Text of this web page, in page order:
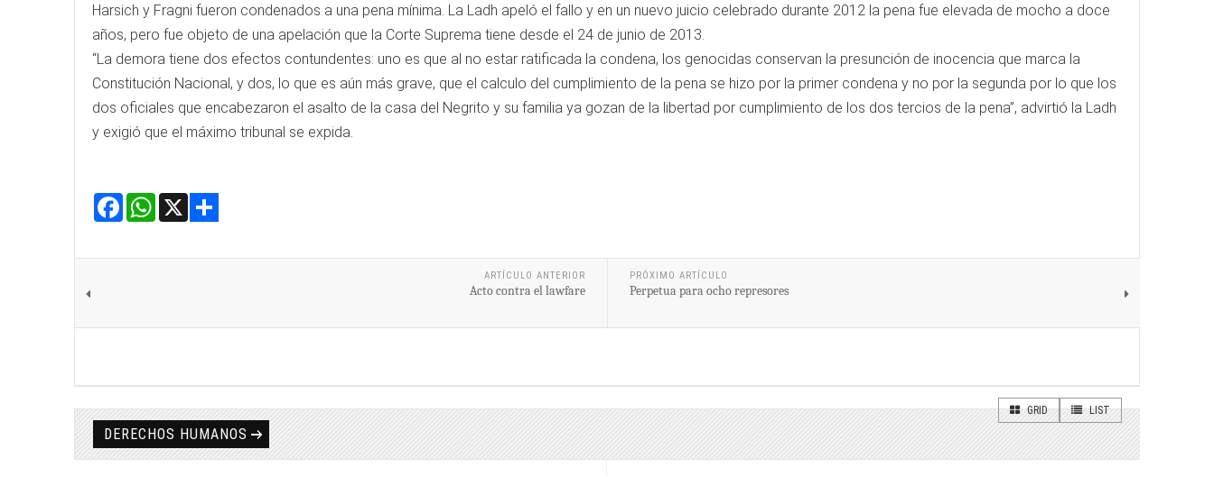
Harsich y Fragni fueron condenados a una pena mínima. La Ladh apeló el fallo y en un nuevo juicio celebrado durante 2012 la pena fue elevada de mocho a doce
años, pero fue objeto de una apelación que la Corte Suprema tiene desde el 24 de junio de 2013.
“La demora tiene dos efectos contundentes: uno es que al no estar ratificada la condena, los genocidas conservan la presunción de inocencia que marca la
Constitución Nacional, y dos, lo que es aún más grave, que el calculo del cumplimiento de la pena se hizo por la primer condena y no por la segunda por lo que los
dos oficiales que encabezaron el asalto de la casa del Negrito y su familia ya gozan de la libertad por cumplimiento de los dos tercios de la pena”, advirtió la Ladh
y exigió que el máximo tribunal se expida.
Facebook
WhatsApp
ARTÍCULO ANTERIOR
Acto contra el lawfare
PRÓXIMO ARTÍCULO
Perpetua para ocho represores
GRID LIST
DERECHOS HUMANOS